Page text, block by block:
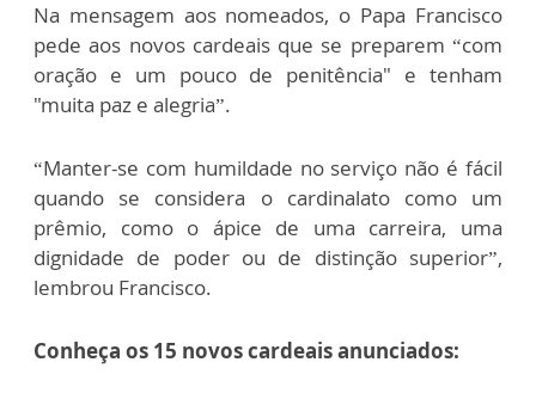
Na mensagem aos nomeados, o Papa Francisco
pede aos novos cardeais que se preparem “com
oração e um pouco de penitência" e tenham
"muita paz e alegria”.
“Manter-se com humildade no serviço não é fácil
quando se considera o cardinalato como um
prêmio, como o ápice de uma carreira, uma
dignidade de poder ou de distinção superior”,
lembrou Francisco.
Conheça os 15 novos cardeais anunciados: